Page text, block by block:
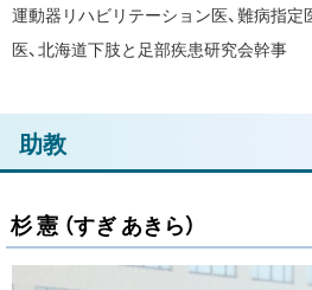
運動器リハビリテーション医、難病指定
医、北海道下肢と足部疾患研究会幹事
ト
ッ
に
戻
助教
杉 憲 （すぎ あきら）